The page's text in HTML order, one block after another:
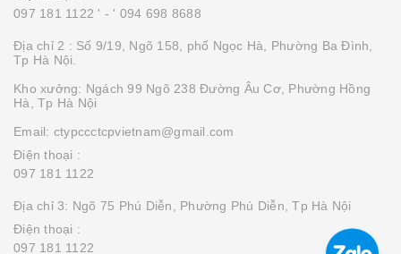
097 181 1122 ' - ' 094 698 8688
Địa chỉ 2 : Số 9/19, Ngõ 158, phố Ngọc Hà, Phường Ba Đình,
Tp Hà Nội.
Kho xưởng: Ngách 99 Ngõ 238 Đường Âu Cơ, Phường Hồng
Hà, Tp Hà Nội
Email: ctypccctcpvietnam@gmail.com
Điện thoại :
097 181 1122
Địa chỉ 3: Ngõ 75 Phú Diễn, Phường Phú Diễn, Tp Hà Nội
Điện thoại :
097 181 1122